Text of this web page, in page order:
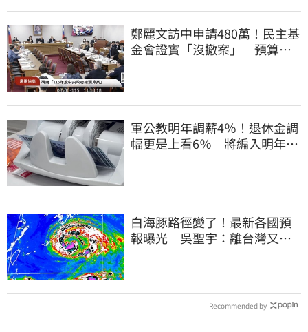
鄭麗文訪中申請480萬！民主基
金會證實「沒撤案」 預算被
軍公教明年調薪4％！退休金調
幅更是上看6％ 將編入明年度
白海豚路徑變了！最新各國預
報曝光 吳聖宇：離台灣又更
Recommended by